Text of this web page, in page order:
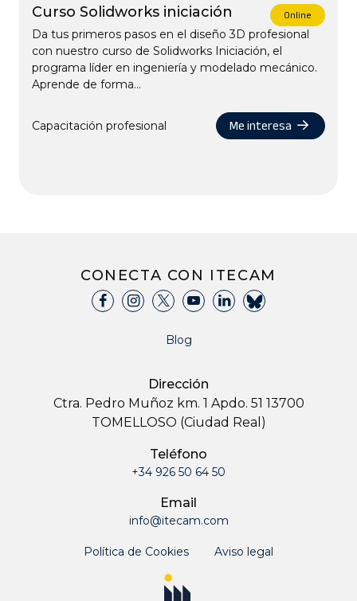
Curso Solidworks iniciación Online
Da tus primeros pasos en el diseño 3D profesional
con nuestro curso de Solidworks Iniciación, el
programa líder en ingeniería y modelado mecánico.
Aprende de forma...
Capacitación profesional Me interesa
CONECTA CON ITECAM
Blog
Dirección
Ctra. Pedro Muñoz km. 1 Apdo. 51 13700
TOMELLOSO (Ciudad Real)
Teléfono
+34 926 50 64 50
Email
info@itecam.com
Política de Cookies Aviso legal